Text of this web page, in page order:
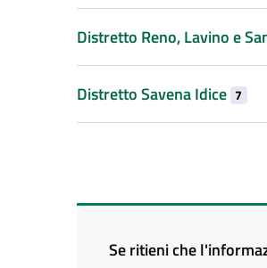
Distretto Reno, Lavino e
Distretto Savena Idice 7
Se ritieni che